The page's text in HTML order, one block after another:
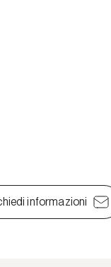
informazioni